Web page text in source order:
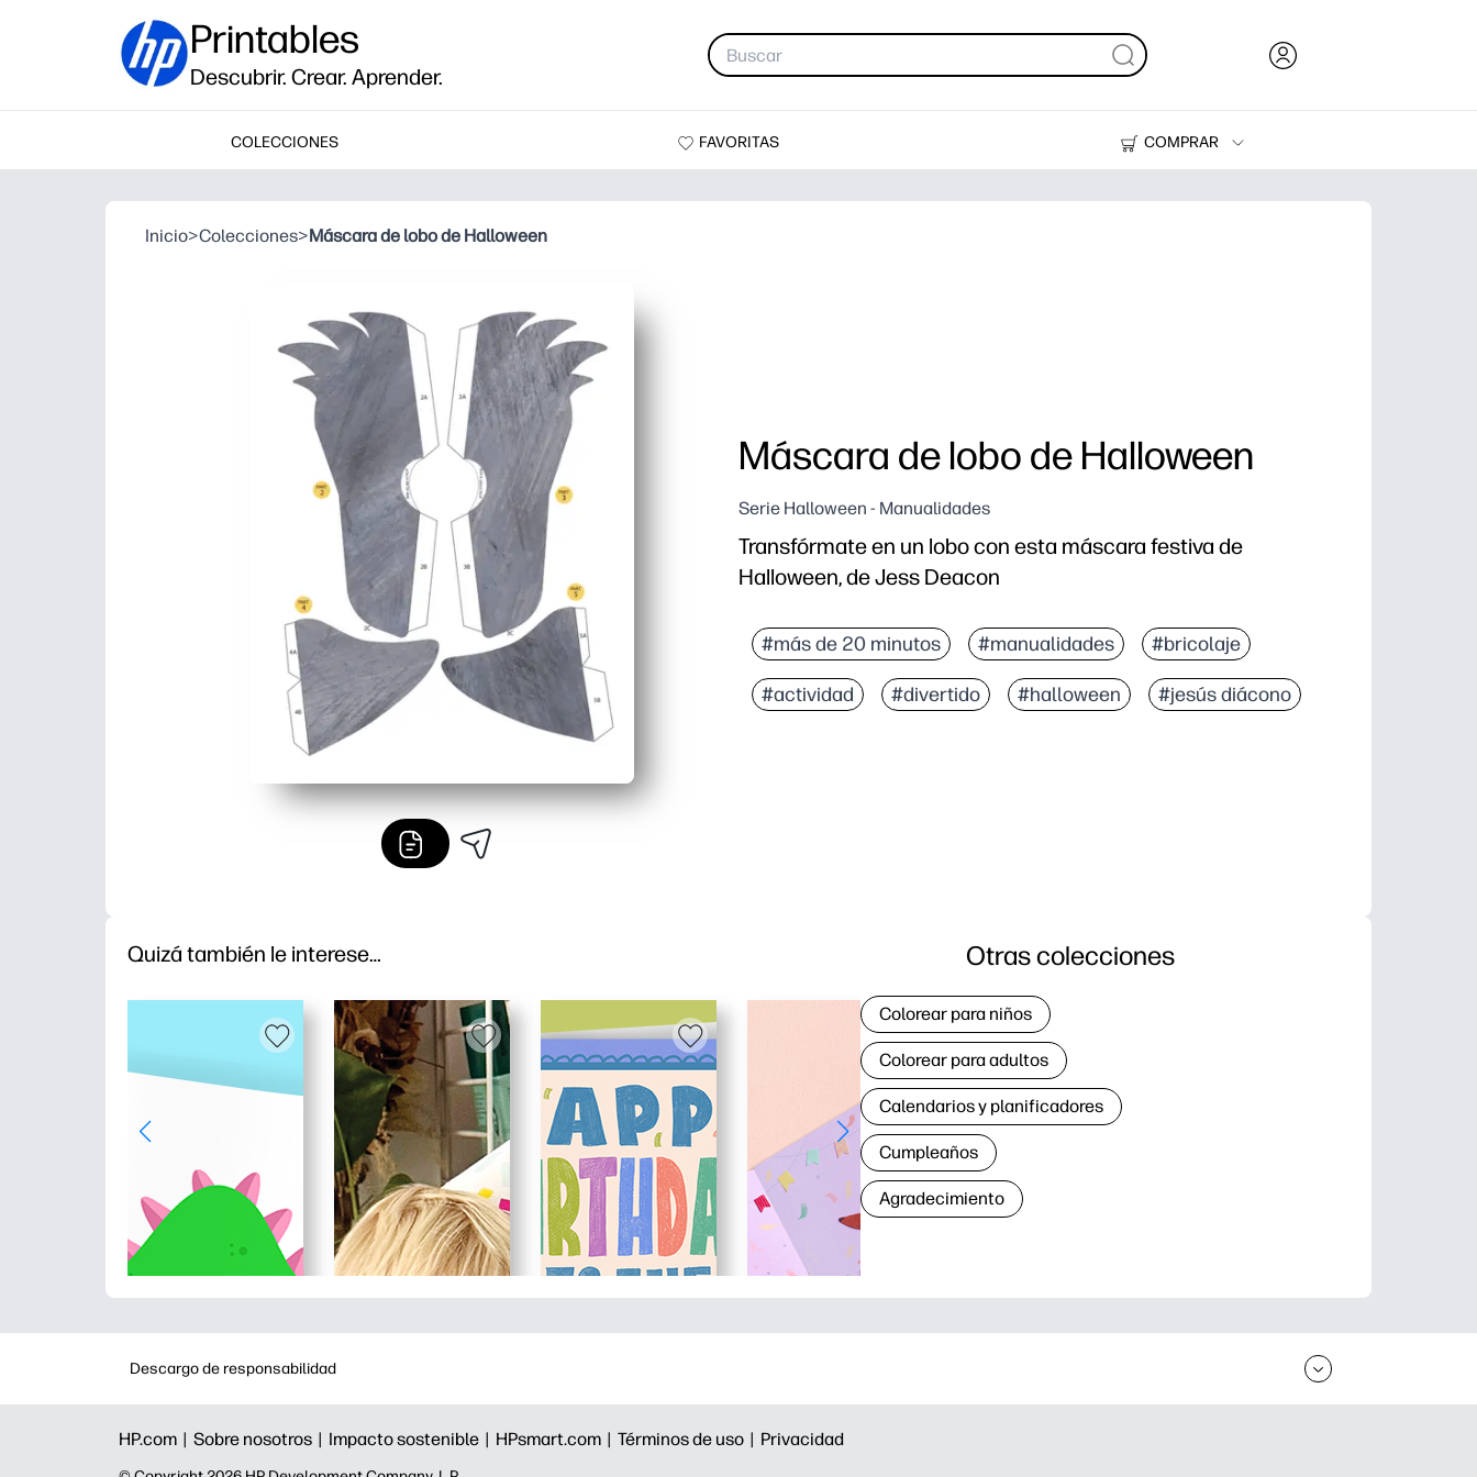
Printables
Descubrir. Crear. Aprender.
COLECCIONES FAVORITAS
COMPRAR
Impresoras
Inicio>Colecciones>Máscara de lobo de Halloween
Máscara de lobo de Halloween
Serie Halloween - Manualidades
Transfórmate en un lobo con esta máscara festiva de
Halloween, de Jess Deacon
#más de 20 minutos #manualidades #bricolaje
#actividad #divertido #halloween #jesús diácono
Quizá también le interese… Otras colecciones
Colorear para niños
Colorear para adultos
Calendarios y planificadores
Cumpleaños
Agradecimiento
Descargo de responsabilidad
HP.com | Sobre nosotros | Impacto sostenible | HPsmart.com | Términos de uso | Privacidad